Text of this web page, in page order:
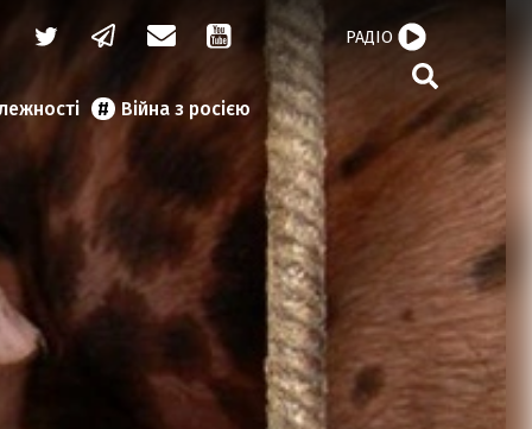
Війна з росією
РАДІО